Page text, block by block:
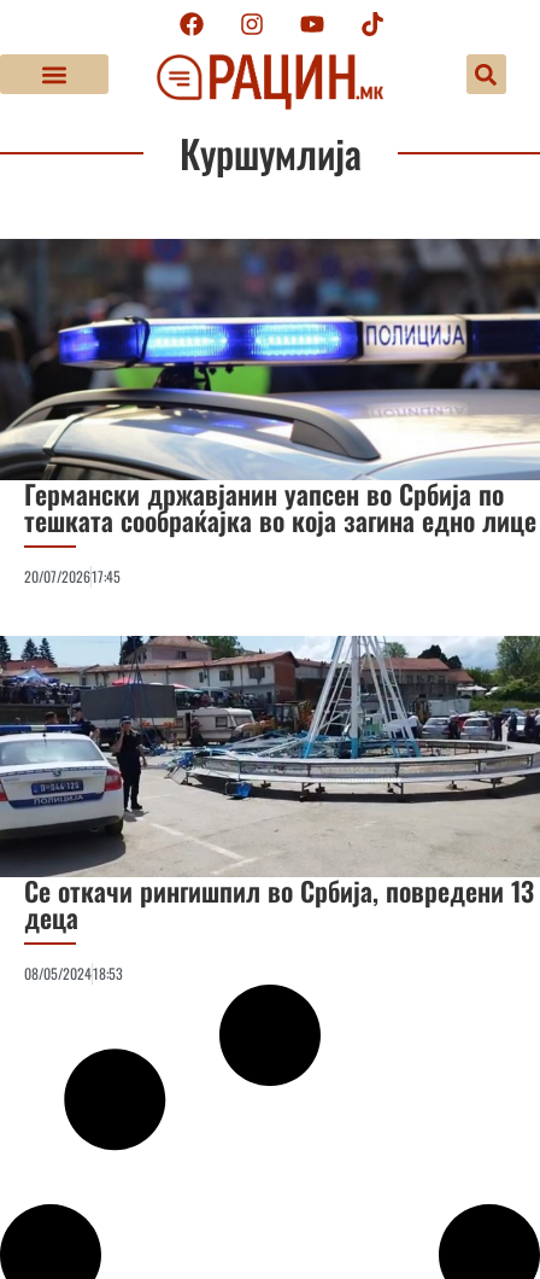
Куршумлија
Германски државјанин уапсен во Србија по
тешката сообраќајка во која загина едно лице
20/07/202617:45
Се откачи рингишпил во Србија, повредени 13
деца
08/05/202418:53